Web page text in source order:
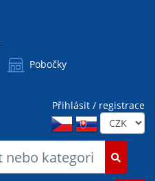
Pobočky
Přihlásit / registrace